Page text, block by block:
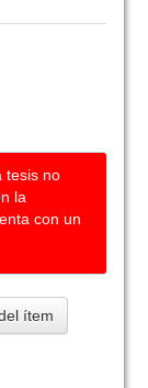
tesis no
la
con un
ítem